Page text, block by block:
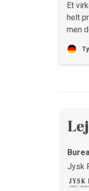
Et
helt
men
Jysk